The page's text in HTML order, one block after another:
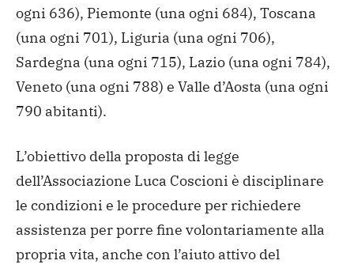
ogni 636), Piemonte (una ogni 684), Toscana
(una ogni 701), Liguria (una ogni 706),
Sardegna (una ogni 715), Lazio (una ogni 784),
Veneto (una ogni 788) e Valle d’Aosta (una ogni
790 abitanti).
L’obiettivo della proposta di legge
dell’Associazione Luca Coscioni è disciplinare
le condizioni e le procedure per richiedere
assistenza per porre fine volontariamente alla
propria vita, anche con l’aiuto attivo del